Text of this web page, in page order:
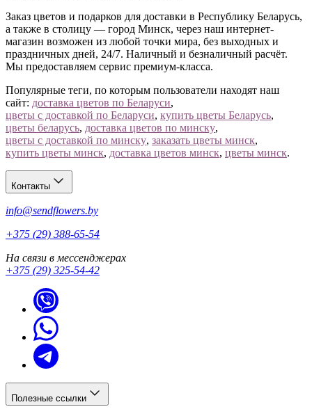
Заказ цветов и подарков для доставки в Республику Беларусь,
а также в столицу — город Минск, через наш интернет-
магазин возможен из любой точки мира, без выходных и
праздничных дней, 24/7. Наличный и безналичный расчёт.
Мы предоставляем сервис премиум-класса.
Популярные теги, по которым пользователи находят наш
сайт: доставка цветов по Беларуси,
цветы с доставкой по Беларуси, купить цветы Беларусь,
цветы беларусь, доставка цветов по минску,
цветы с доставкой по минску, заказать цветы минск,
купить цветы минск, доставка цветов минск, цветы минск.
Контакты
info@sendflowers.by
+375 (29) 388-65-54
На связи в мессенджерах
+375 (29) 325-54-42
Полезные ссылки